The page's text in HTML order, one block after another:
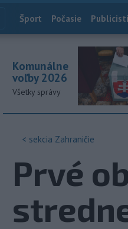
Index
Šport Počasie
Komunálne
voľby 2026
Všetky správy
< sekcia Zahraničie
Prvé